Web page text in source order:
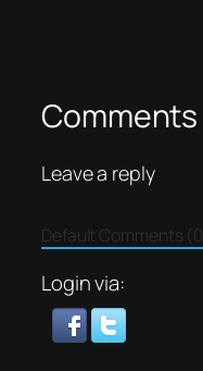
Comments
Leave a reply
Default Comments
Login via: